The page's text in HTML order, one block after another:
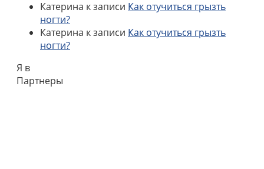
Катерина к записи Как отучиться грызть
ногти?
Катерина к записи Как отучиться грызть
ногти?
Я в
Партнеры